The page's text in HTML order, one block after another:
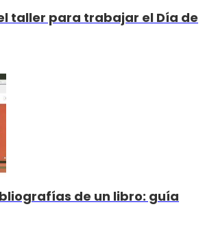
taller para trabajar el Día de
de un libro: guía